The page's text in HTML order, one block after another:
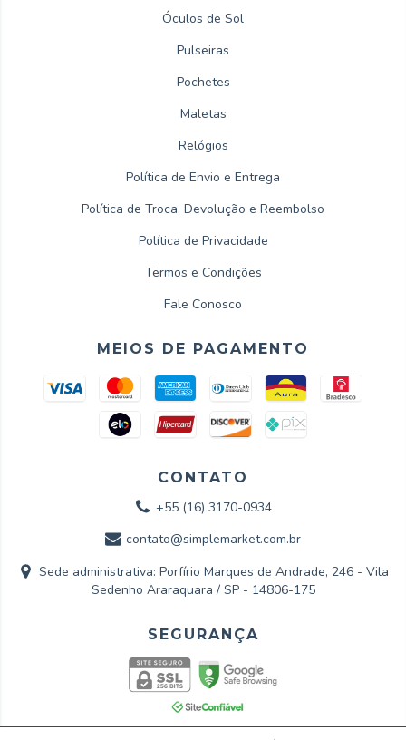
Óculos de Sol
Pulseiras
Pochetes
Maletas
Relógios
Política de Envio e Entrega
Política de Troca, Devolução e Reembolso
Política de Privacidade
Termos e Condições
Fale Conosco
MEIOS DE PAGAMENTO
CONTATO
+55 (16) 3170-0934
contato@simplemarket.com.br
Sede administrativa: Porfírio Marques de Andrade, 246 - Vila
Sedenho Araraquara / SP - 14806-175